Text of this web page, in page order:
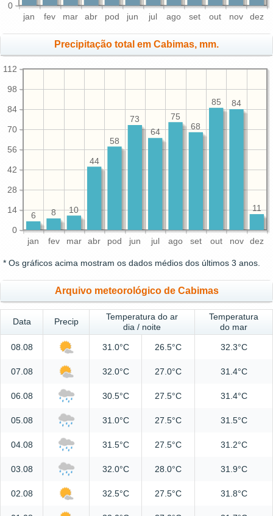
jan fev mar abr pod jun jul ago set out nov dez
0
Precipitação total em Cabimas, mm.
jan fev mar abr pod jun jul ago set out nov dez
0
14
28
42
56
70
84
98
112
11
84
85
68
75
64
73
58
44
10
8
6
* Os gráficos acima mostram os dados médios dos últimos 3 anos.
Arquivo meteorológico de Cabimas
Data Precip
Temperatura do ar
dia / noite
Temperatura
do mar
08.08 31.0°C 26.5°C 32.3°C
07.08 32.0°C 27.0°C 31.4°C
06.08 30.5°C 27.5°C 31.4°C
05.08 31.0°C 27.5°C 31.5°C
04.08 31.5°C 27.5°C 31.2°C
03.08 32.0°C 28.0°C 31.9°C
02.08 32.5°C 27.5°C 31.8°C